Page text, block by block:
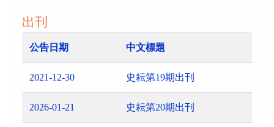
出刊
公告日期 中文標題
2021-12-30 史耘第19期出刊
2026-01-21 史耘第20期出刊